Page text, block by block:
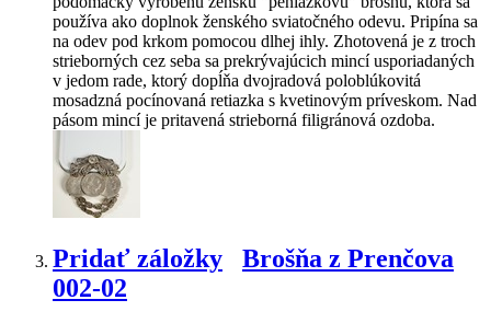
používa ako doplnok ženského sviatočného odevu. Pripína sa
na odev pod krkom pomocou dlhej ihly. Zhotovená je z troch
strieborných cez seba sa prekrývajúcich mincí usporiadaných
v jedom rade, ktorý dopĺňa dvojradová poloblúkovitá
mosadzná pocínovaná retiazka s kvetinovým príveskom. Nad
pásom mincí je pritavená strieborná filigránová ozdoba.
Pridať záložky
Brošňa z Prenčova
002-02